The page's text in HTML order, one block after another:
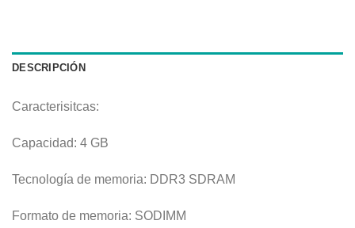
DESCRIPCIÓN
Caracterisitcas:
Capacidad: 4 GB
Tecnología de memoria: DDR3 SDRAM
Formato de memoria: SODIMM